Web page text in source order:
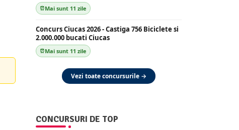
Mai sunt 11 zile
Concurs Ciucas 2026 - Castiga 756 Biciclete si
2.000.000 bucati Ciucas
Mai sunt 11 zile
Vezi toate concursurile →
CONCURSURI DE TOP